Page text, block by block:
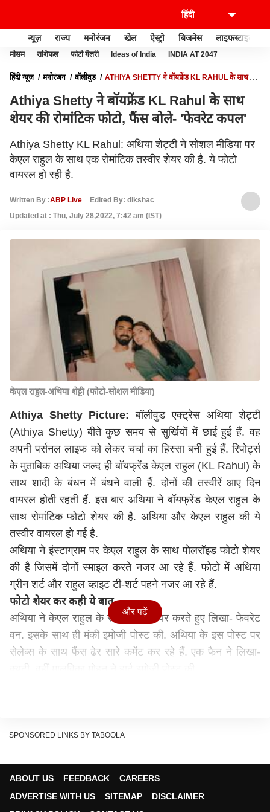
न्यूज़ राज्य मनोरंजन खेल ऐस्ट्रो बिजनेस लाइफस्टाइल
मौसम राशिफल फोटो गैलरी Ideas of India INDIA AT 2047
हिंदी न्यूज़ मनोरंजन बॉलीवुड
ATHIYA SHETTY ने बॉयफ्रेंड KL RAHUL के साथ
Athiya Shetty ने बॉयफ्रेंड KL Rahul के साथ
शेयर की रोमांटिक फोटो, फैंस बोले- 'फेवरेट कपल'
Athiya Shetty KL Rahul: अथिया शेट्टी ने सोशल मीडिया पर
केएल राहुल के साथ एक रोमांटिक तस्वीर शेयर की है. ये फोटो
वायरल हो रही है.
Written By :ABP Live
Edited By: dikshac
Updated at : Thu, July 28,2022, 7:42 am (IST)
केएल राहुल-अथिया शेट्टी (फोटो-सोशल मीडिया)
Athiya Shetty Picture: बॉलीवुड एक्ट्रेस अथिया शेट्टी
(Athiya Shetty) बीते कुछ समय से सुर्खियों में छाई हुई हैं. वह
अपनी पर्सनल लाइफ को लेकर चर्चा का हिस्सा बनी हुई हैं. रिपोर्ट्स
के मुताबिक अथिया जल्द ही बॉयफ्रेंड केएल राहुल (KL Rahul) के
साथ शादी के बंधन में बंधने वाली हैं. दोनों की तस्वीरें आए दिन
वायरल होती रहती हैं. इस बार अथिया ने बॉयफ्रेंड केएल राहुल के
साथ रोमांटिक फोटो शेयर की है. अथिया और केएल राहुल की ये
तस्वीर वायरल हो गई है.
अथिया ने इंस्टाग्राम पर केएल राहुल के साथ पोलरॉइड फोटो शेयर
की है जिसमें दोनों स्माइल करते नजर आ रहे हैं. फोटो में अथिया
ग्रीन शर्ट और राहुल व्हाइट टी-शर्ट पहने नजर आ रहे हैं.
फोटो शेयर कर कही ये बात
अथिया ने केएल राहुल के साथ फोटो शेयर करते हुए लिखा- फेवरेट
वन. इसके साथ ही मंकी इमोजी पोस्ट की. अथिया के इस पोस्ट पर
सेलेब्स के साथ फैंस ढेर सारे कमेंट कर रहे हैं. एक फैन ने लिखा-
और पढ़ें
SPONSORED LINKS BY TABOOLA
ABOUT US FEEDBACK
CAREERS
ADVERTISE WITH US
SITEMAP
DISCLAIMER